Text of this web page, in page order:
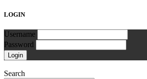
LOGIN
Username
Password
Search